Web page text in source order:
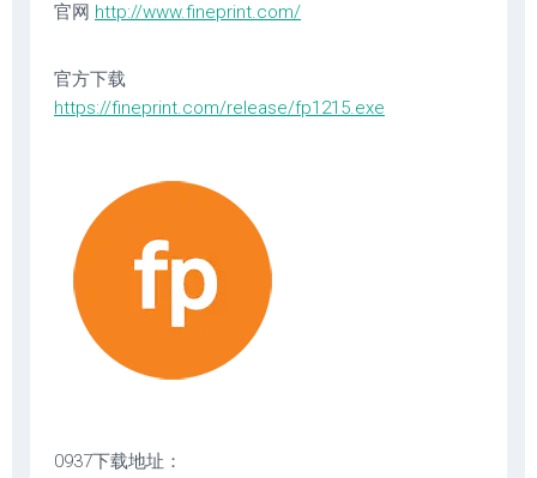
官网 http://www.fineprint.com/
官方下载
https://fineprint.com/release/fp1215.exe
0937下载地址：